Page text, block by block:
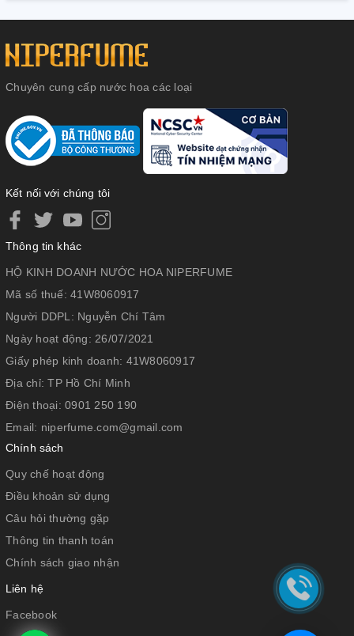
Chuyên cung cấp nước hoa các loại
Kết nối với chúng tôi
Thông tin khác
HỘ KINH DOANH NƯỚC HOA NIPERFUME
Mã số thuế: 41W8060917
Người DDPL: Nguyễn Chí Tâm
Ngày hoạt động: 26/07/2021
Giấy phép kinh doanh: 41W8060917
Địa chỉ:TP Hồ Chí Minh
Điện thoại: 0901 250 190
Email: niperfume.com@gmail.com
Chính sách
Quy chế hoạt động
Điều khoản sử dụng
Câu hỏi thường gặp
Thông tin thanh toán
Chính sách giao nhận
Liên hệ
Facebook